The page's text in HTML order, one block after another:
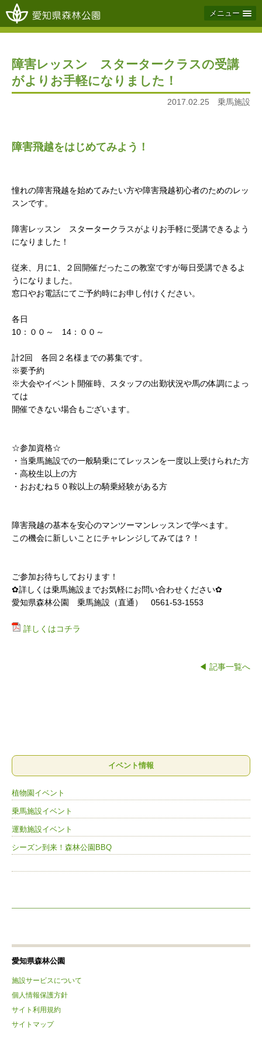
メニュー
障害レッスン スタータークラスの受講
がよりお手軽になりました！
2017.02.25 乗馬施設
障害飛越をはじめてみよう！
憧れの障害飛越を始めてみたい方や障害飛越初心者のためのレッ
スンです。
障害レッスン スタータークラスがよりお手軽に受講できるよう
になりました！
従来、月に1、２回開催だったこの教室ですが毎日受講できるよ
うになりました。
窓口やお電話にてご予約時にお申し付けください。
各日
10：００～ 14：００～
計2回 各回２名様までの募集です。
※要予約
※大会やイベント開催時、スタッフの出勤状況や馬の体調によっ
ては
開催できない場合もございます。
☆参加資格☆
・当乗馬施設での一般騎乗にてレッスンを一度以上受けられた方
・高校生以上の方
・おおむね５０鞍以上の騎乗経験がある方
障害飛越の基本を安心のマンツーマンレッスンで学べます。
この機会に新しいことにチャレンジしてみては？！
ご参加お待ちしております！
✿詳しくは乗馬施設までお気軽にお問い合わせください✿
愛知県森林公園 乗馬施設（直通） 0561-53-1553
詳しくはコチラ
◀ 記事一覧へ
イベント情報
植物園イベント
乗馬施設イベント
運動施設イベント
シーズン到来！森林公園BBQ
愛知県森林公園
施設サービスについて
個人情報保護方針
サイト利用規約
サイトマップ